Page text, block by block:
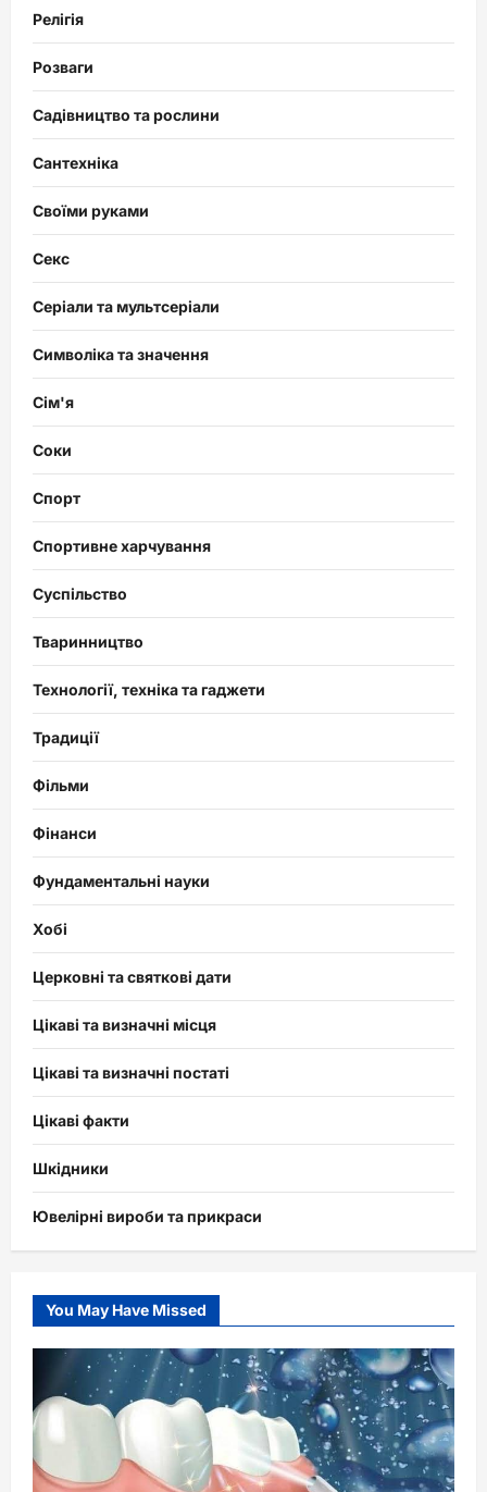
Релігія
Розваги
Садівництво та рослини
Сантехніка
Своїми руками
Секс
Серіали та мультсеріали
Символіка та значення
Сім'я
Соки
Спорт
Спортивне харчування
Суспільство
Тваринництво
Технології, техніка та гаджети
Традиції
Фільми
Фінанси
Фундаментальні науки
Хобі
Церковні та святкові дати
Цікаві та визначні місця
Цікаві та визначні постаті
Цікаві факти
Шкідники
Ювелірні вироби та прикраси
You May Have Missed